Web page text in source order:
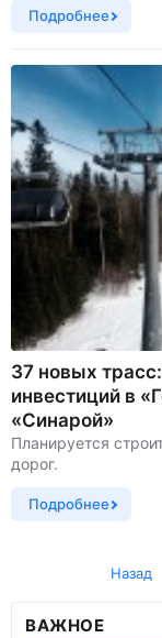
Подробнее
37 новых
инвестиций в
«Синарой»
Планируется
дорог.
Подробнее
Назад
ВАЖНОЕ